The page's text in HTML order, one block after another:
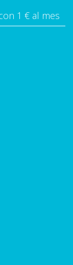
1 € al mes